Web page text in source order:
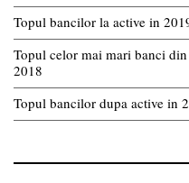
Topul bancilor la active in
Topul celor mai mari banci
2018
Topul bancilor dupa active in